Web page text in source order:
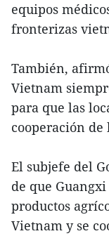
equipos
fronterizas
También,
Vietnam
para que las
cooperación
El subjefe del
de que
productos
Vietnam y se